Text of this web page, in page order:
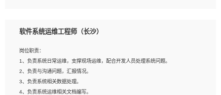
1、3年以上运营或解决方案的工作经验。
征，可独立提出完整的优化方案,并推动方案执行达成结果；熟练使用PPT、
WORD、EXCEL等办公软件；
3、深入理解公司各项AI产品和技术信息；具有较强的文档编写能力，能独立撰写
PPT、方案建议书等，面试时需携带个人制作的专业PPT文件进行展示。
软件系统运维工程师（长沙）
岗位职责：
1、负责系统日常运维，支撑现场运维，配合开发人员处理系统问题。
2、负责与沟通问题，汇报情况。
3、负责系统相关数据处理。
4、负责系统运维相关文档编写。